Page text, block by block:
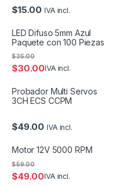
$15.00 IVA incl.
LED Difuso 5mm Azul
Paquete con 100 Piezas
$30.00
$35.00
IVA incl.
Probador Multi Servos
3CH ECS CCPM
$49.00 IVA incl.
Motor 12V 5000 RPM
$49.00
$59.00
IVA incl.